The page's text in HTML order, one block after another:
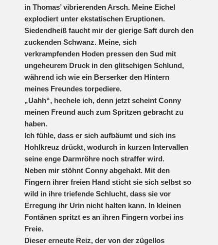
in Thomas’ vibrierenden Arsch. Meine Eichel
explodiert unter ekstatischen Eruptionen.
Siedendheiß faucht mir der gierige Saft durch den
zuckenden Schwanz. Meine, sich
verkrampfenden Hoden pressen den Sud mit
ungeheurem Druck in den glitschigen Schlund,
während ich wie ein Berserker den Hintern
meines Freundes torpediere.
„Uahh“, hechele ich, denn jetzt scheint Conny
meinen Freund auch zum Spritzen gebracht zu
haben.
Ich fühle, dass er sich aufbäumt und sich ins
Hohlkreuz drückt, wodurch in kurzen Intervallen
seine enge Darmröhre noch straffer wird.
Neben mir stöhnt Conny abgehakt. Mit den
Fingern ihrer freien Hand sticht sie sich selbst so
wild in ihre triefende Schlucht, dass sie vor
Erregung ihr Urin nicht halten kann. In kleinen
Fontänen spritzt es an ihren Fingern vorbei ins
Freie.
Dieser erneute Reiz, der von der zügellos